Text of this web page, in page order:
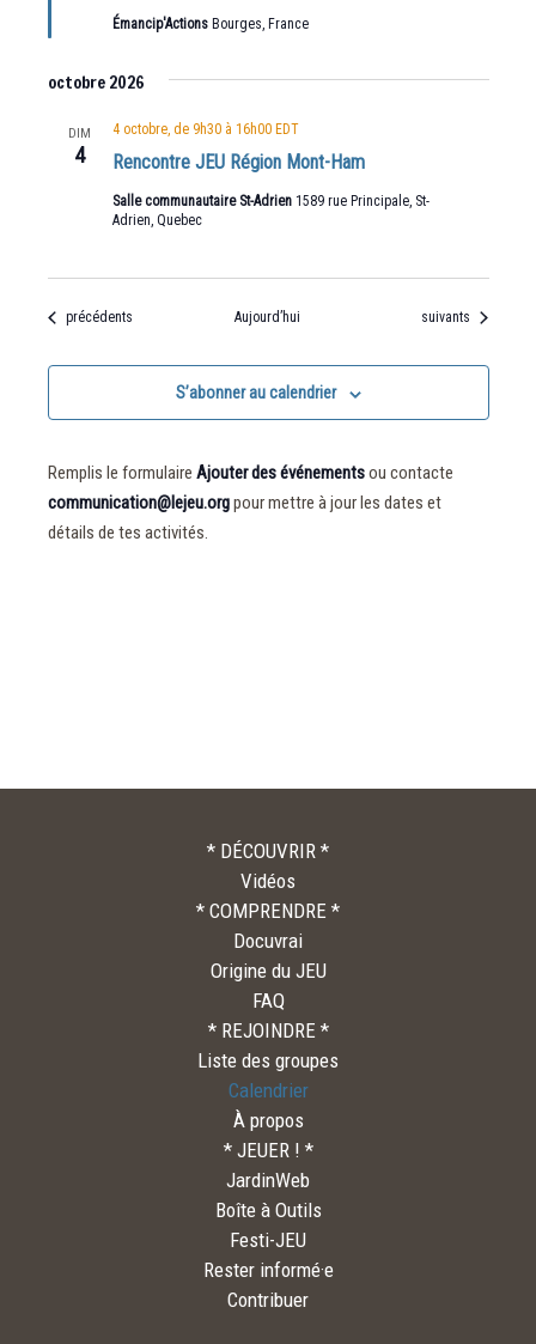
Émancip'Actions Bourges, France
octobre 2026
DIM
4 Rencontre JEU Région Mont-Ham
4 octobre, de 9h30à 16h00 EDT
Salle communautaire St-Adrien 1589 rue Principale, St-
Adrien, Quebec
Évènements
précédents Aujourd’hui Évènements
suivants
S’abonner au calendrier
Remplis le formulaire Ajouter des événementsou contacte
communication@lejeu.orgpour mettre à jour les dates et
détails de tes activités.
* DÉCOUVRIR *
Vidéos
* COMPRENDRE *
Docuvrai
Origine du JEU
FAQ
* REJOINDRE *
Liste des groupes
Calendrier
À propos
* JEUER ! *
JardinWeb
Boîte à Outils
Festi-JEU
Rester informé·e
Contribuer